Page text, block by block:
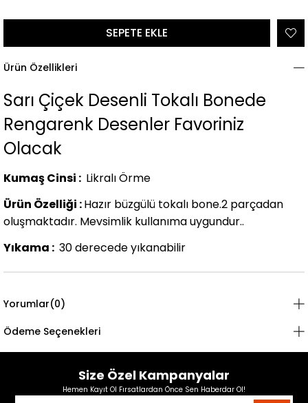
Ürün Özellikleri
Sarı Çiçek Desenli Tokalı Bonede
Rengarenk Desenler Favoriniz
Olacak
Kumaş Cinsi : Likralı Örme
Ürün Özelliği :Hazır büzgülü tokalı bone.2 parçadan
oluşmaktadır. Mevsimlik kullanıma uygundur..
Yıkama : 30 derecede yıkanabilir
Yorumlar(0)
Ödeme Seçenekleri
Size Özel Kampanyalar
Hemen Kayıt Ol Fırsatlardan Önce Sen Haberdar Ol!